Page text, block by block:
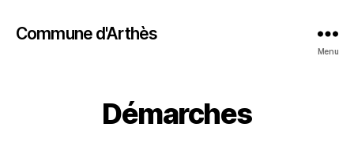
Commune d'Arthès
Menu
Démarches